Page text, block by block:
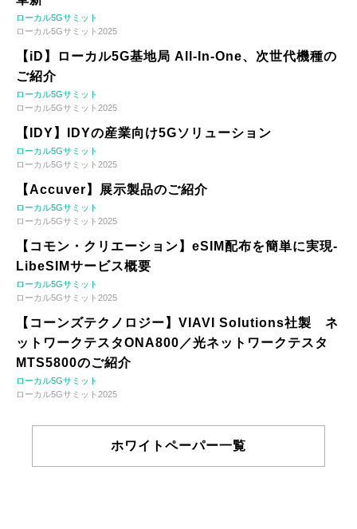
ローカル5Gサミット
ローカル5Gサミット2025
【iD】ローカル5G基地局 All-In-One、次世代機種の
ご紹介
ローカル5Gサミット
ローカル5Gサミット2025
【IDY】IDYの産業向け5Gソリューション
ローカル5Gサミット
ローカル5Gサミット2025
【Accuver】展示製品のご紹介
ローカル5Gサミット
ローカル5Gサミット2025
【コモン・クリエーション】eSIM配布を簡単に実現-
LibeSIMサービス概要
ローカル5Gサミット
ローカル5Gサミット2025
【コーンズテクノロジー】VIAVI Solutions社製 ネ
ットワークテスタONA800／光ネットワークテスタ
MTS5800のご紹介
ローカル5Gサミット
ローカル5Gサミット2025
ホワイトペーパー一覧